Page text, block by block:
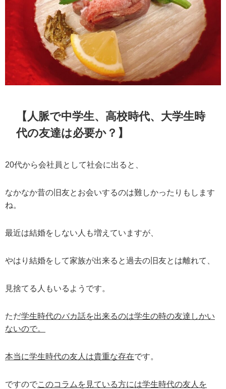
【人脈で中学生、高校時代、大学生時
代の友達は必要か？】
20代から会社員として社会に出ると、
なかなか昔の旧友とお会いするのは難しかったりもします
ね。
最近は結婚をしない人も増えていますが、
やはり結婚をして家族が出来ると過去の旧友とは離れて、
見捨てる人もいるようです。
ただ学生時代のバカ話を出来るのは学生の時の友達しかい
ないので。
本当に学生時代の友人は貴重な存在です。
ですのでこのコラムを見ている方には学生時代の友人を